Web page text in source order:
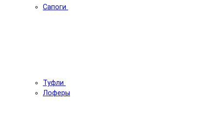
Сапоги
Туфли
Лоферы